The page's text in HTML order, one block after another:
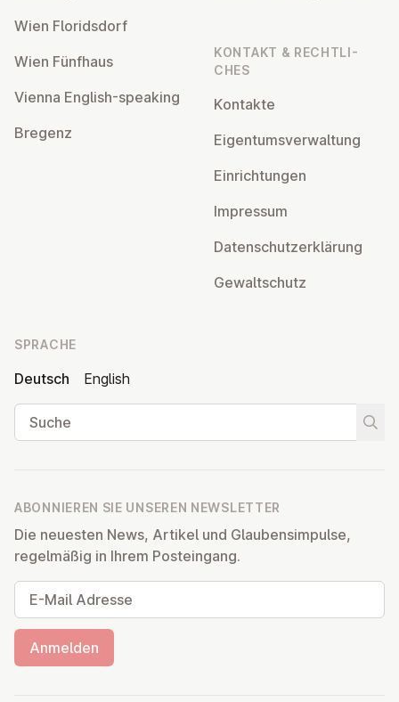
Wien Flo­rids­dorf
Wien Fünfhaus
Vienna English-speaking
Bregenz
KONTAKT & RECHT­LI­
CHES
Kontakte
Ei­gen­tums­ver­wal­tung
Ein­rich­tun­gen
Impressum
Da­ten­schutz­er­klä­rung
Ge­walt­schutz
SPRACHE
Deutsch
English
Suche
ABONNIEREN SIE UNSEREN NEWSLETTER
Die neuesten News, Artikel und Glaubensimpulse,
regelmäßig in Ihrem Posteingang.
E-Mail Adresse
Anmelden